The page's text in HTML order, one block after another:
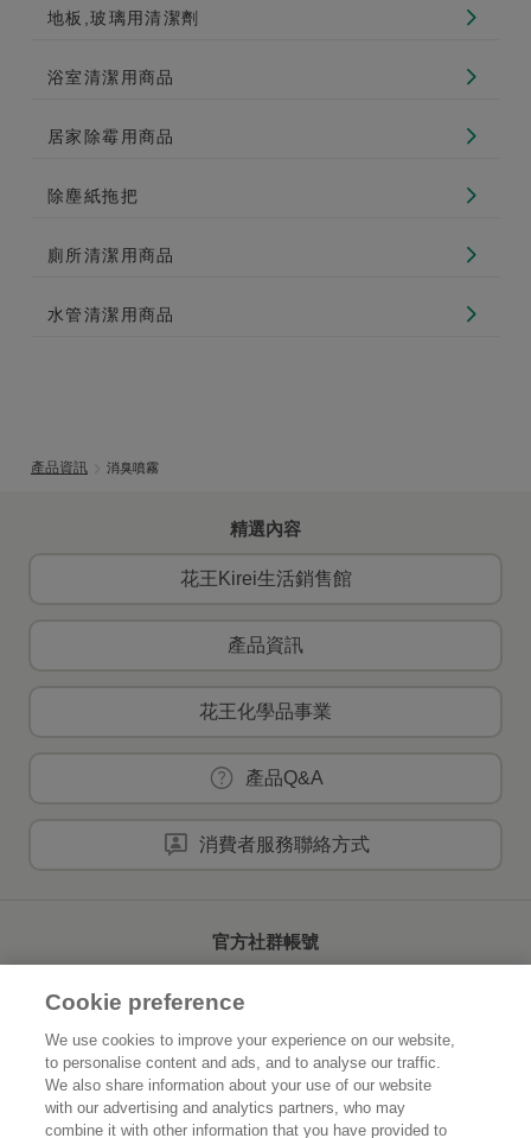
地板,玻璃用清潔劑
浴室清潔用商品
居家除霉用商品
除塵紙拖把
廁所清潔用商品
水管清潔用商品
產品資訊 消臭噴霧
精選內容
花王Kirei生活銷售館
產品資訊
花王化學品事業
產品Q&A
消費者服務聯絡方式
官方社群帳號
首頁 關於花王
可持續發展 創新研發
Cookie preference
We use cookies to improve your experience on our website,
to personalise content and ads, and to analyse our traffic.
We also share information about your use of our website
with our advertising and analytics partners, who may
combine it with other information that you have provided to